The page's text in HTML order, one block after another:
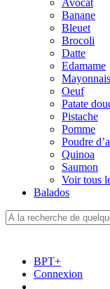
Avocat
Banane
Bleuet
Brocoli
Datte
Edamame
Oeuf
Patate
Pistache
Pomme
Poudre
Quinoa
Saumon
Voir tous
Balados
BPT+
Connexion